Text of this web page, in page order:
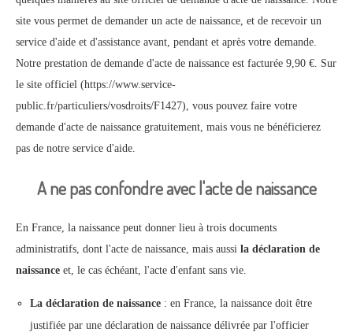
site vous permet de demander un acte de naissance, et de recevoir un
service d'aide et d'assistance avant, pendant et après votre demande.
Notre prestation de demande d'acte de naissance est facturée 9,90 €. Sur
le site officiel (https://www.service-
public.fr/particuliers/vosdroits/F1427), vous pouvez faire votre
demande d'acte de naissance gratuitement, mais vous ne bénéficierez
pas de notre service d'aide.
A ne pas confondre avec l'acte de naissance
En France, la naissance peut donner lieu à trois documents
administratifs, dont l'acte de naissance, mais aussi la déclaration de
naissance et, le cas échéant, l'acte d'enfant sans vie.
La déclaration de naissance : en France, la naissance doit être
justifiée par une déclaration de naissance délivrée par l'officier